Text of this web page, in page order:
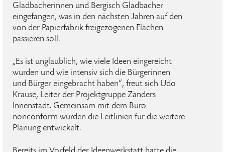
Gladbacherinnen und Bergisch Gladbacher
eingefangen, was in den nächsten Jahren auf den
von der Papierfabrik freigezogenen Flächen
passieren soll.
„Es ist unglaublich, wie viele Ideen eingereicht
wurden und wie intensiv sich die Bürgerinnen
und Bürger eingebracht haben“, freut sich Udo
Krause, Leiter der Projektgruppe Zanders
Innenstadt. Gemeinsam mit dem Büro
nonconform wurden die Leitlinien für die weitere
Planung entwickelt.